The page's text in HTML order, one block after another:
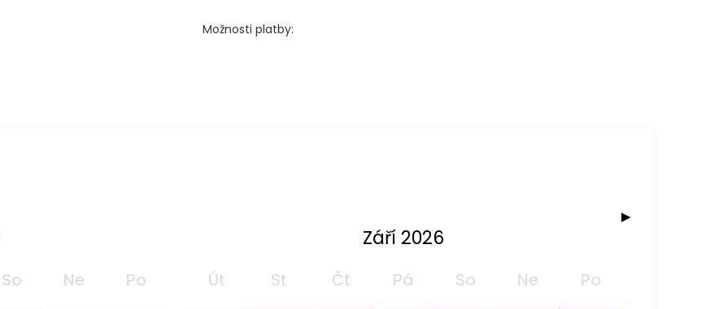
Možnosti platby:
▶
So Ne Po
Září 2026
Út St Čt Pá So Ne
Po